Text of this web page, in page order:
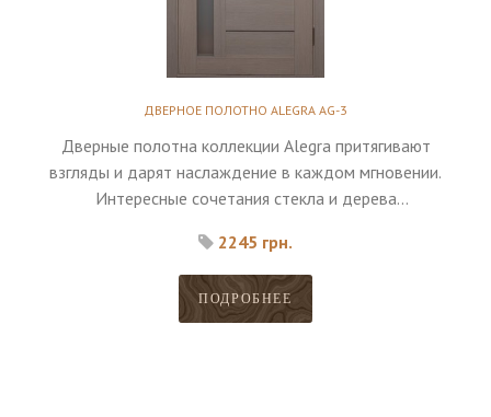
ДВЕРНОЕ ПОЛОТНО ALEGRA AG-3
Дверные полотна коллекции Alegra притягивают
взгляды и дарят наслаждение в каждом мгновении.
Интересные сочетания стекла и дерева
2245 грн.
ПОДРОБНЕЕ